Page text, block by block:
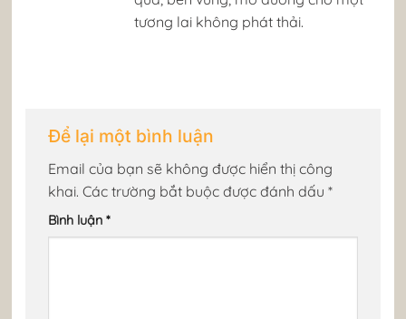
tương lai không phát thải. ​
Để lại một bình luận
Email của bạn sẽ không được hiển thị công
khai. Các trường bắt buộc được đánh dấu*
Bình luận*